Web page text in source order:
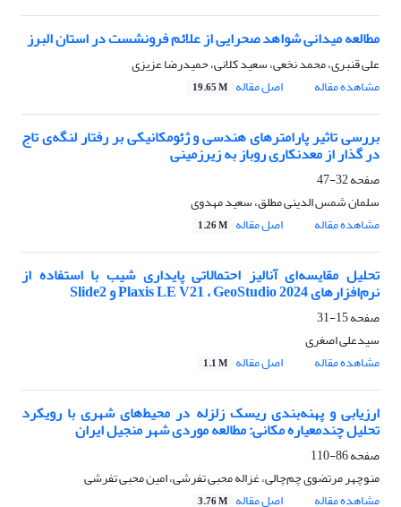
مطالعه میدانی شواهد صحرایی از علائم فرونشست در استان البرز
علی قنبری، محمد نخعی، سعید کلانی، حمیدرضا عزیزی
مشاهده مقاله
اصل مقاله 19.65 M
بررسی تاثیر پارامترهای هندسی و ژئومکانیکی بر رفتار لنگه‌ی تاج
در گذار از معدنکاری روباز به زیرزمینی
صفحه32-47
سلمان شمس الدینی مطلق، سعید مهدوی
مشاهده مقاله
اصل مقاله 1.26 M
تحلیل مقایسه‌ای آنالیز احتمالاتی پایداری شیب با استفاده از
نرم‌افزارهای Plaxis LE V21 ، GeoStudio 2024 و Slide2
صفحه15-31
سیدعلی اصغری
مشاهده مقاله
اصل مقاله 1.1 M
ارزیابی و پهنه‌بندی ریسک زلزله در محیط‌های شهری با رویکرد
تحلیل چندمعیاره مکانی: مطالعه موردی شهر منجیل ایران
صفحه86-110
منوچهر مرتضوی چم‌چالی، غزاله محبی تفرشی، امین محبی تفرشی
مشاهده مقاله
اصل مقاله 3.76 M